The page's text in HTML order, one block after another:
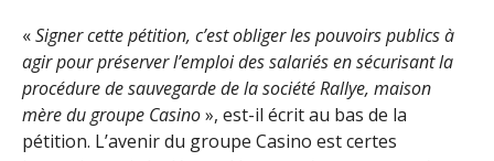
«Signer cette pétition, c’est obliger les pouvoirs publics à
agir pour préserver l’emploi des salariés en sécurisant la
procédure de sauvegarde de la société Rallye, maison
mère du groupe Casino», est-il écrit au bas de la
pétition. L’avenir du groupe Casino est certes